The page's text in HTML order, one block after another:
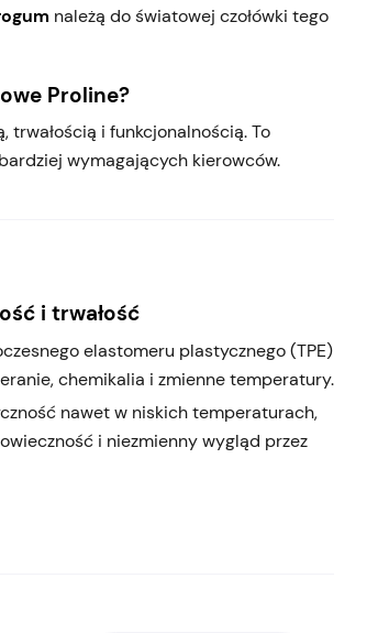
należą do światowej czołówki tego
Proline?
trwałością i funkcjonalnością. To
wymagających kierowców.
i trwałość
elastomeru plastycznego (TPE)
chemikalia i zmienne temperatury.
nawet w niskich temperaturach,
i niezmienny wygląd przez